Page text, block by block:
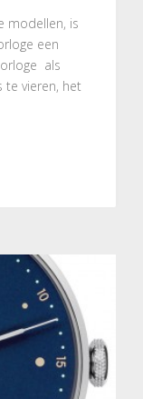
modellen, is
een
als
vieren, het